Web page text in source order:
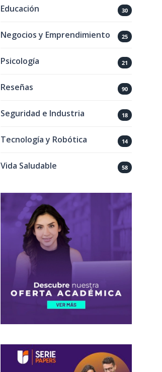
Educación 30
Negocios y Emprendimiento 25
Psicología 21
Reseñas 90
Seguridad e Industria 18
Tecnología y Robótica 14
Vida Saludable 58